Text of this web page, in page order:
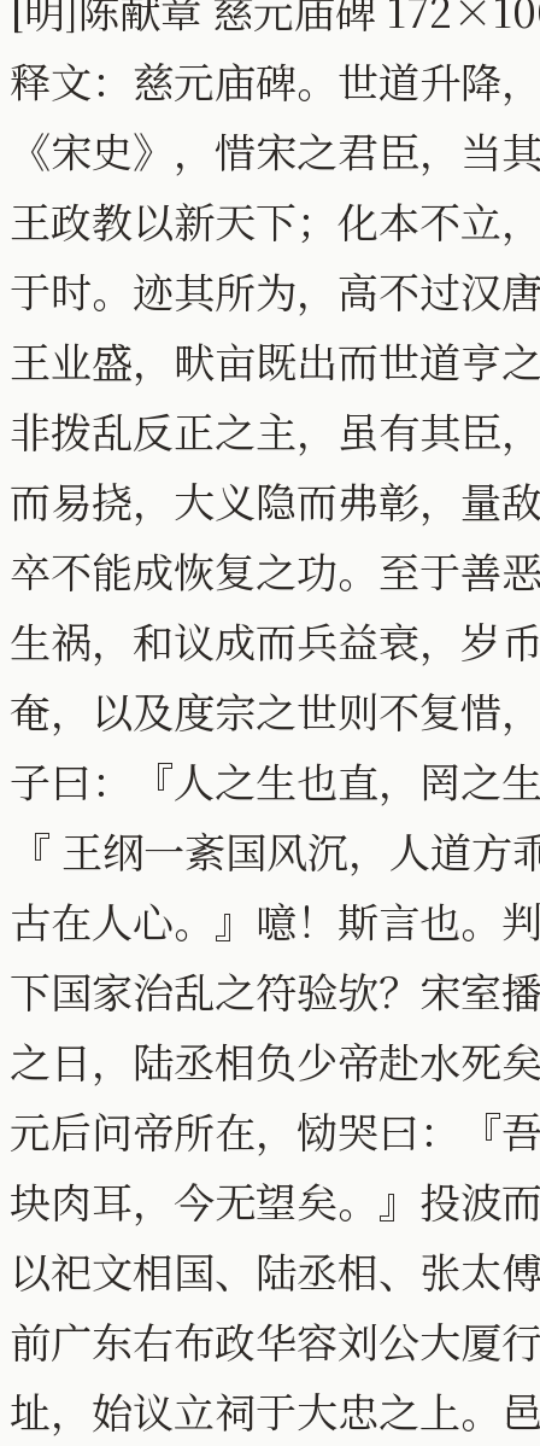
释文：慈元庙碑。世道升降
《宋史》，惜宋之君臣，当
王政教以新天下；化本不立
于时。迹其所为，高不过汉
王业盛，畎亩既出而世道亨
非拨乱反正之主，虽有其臣
而易挠，大义隐而弗彰，量
卒不能成恢复之功。至于善
生祸，和议成而兵益衰，岁
奄，以及度宗之世则不复惜
子曰：『人之生也直，罔之
『 王纲一紊国风沉，人道
古在人心。』噫！斯言也。
下国家治乱之符验欤？宋室
之日，陆丞相负少帝赴水死
元后问帝所在，恸哭曰：『
块肉耳，今无望矣。』投波
以祀文相国、陆丞相、张太
前广东右布政华容刘公大厦
址，始议立祠于大忠之上。